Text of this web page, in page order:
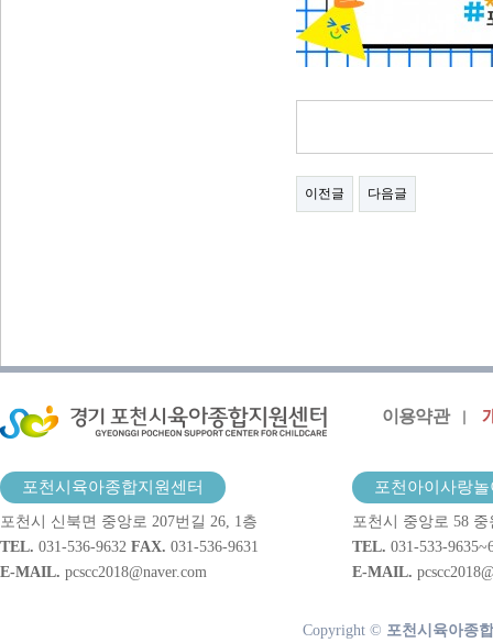
이전글 다음글
이용약관
포천시육아종합지원센터
포천시 신북면 중앙로 207번길 26, 1층
TEL. 031-536-9632 FAX. 031-536-9631
E-MAIL. pcscc2018@naver.com
포천아이사랑
포천시 중앙로 58
TEL. 031-533-
E-MAIL.
Copyright © 포천시육아종